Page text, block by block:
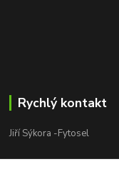
Rychlý kontakt
Jiří Sýkora -Fytosel